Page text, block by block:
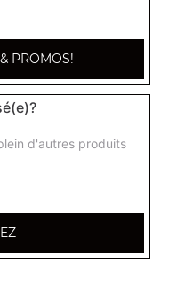
PROMOS!
d'autres produits